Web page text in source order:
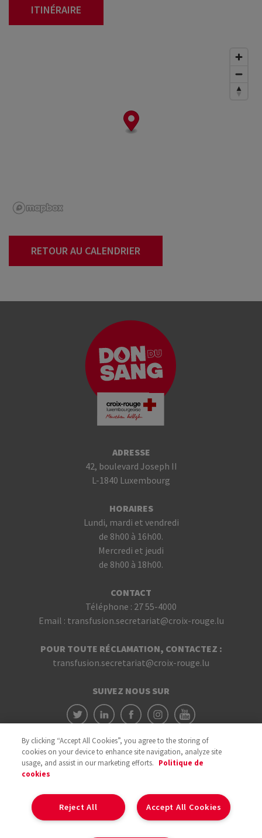
ITINÉRAIRE
RETOUR AU CALENDRIER
ADRESSE
42, boulevard Joseph II
L-1840 Luxembourg
HORAIRES
Lundi, mardi et vendredi
de 8h00 à 16h00.
Mercredi et jeudi
de 8h00 à 18h00.
CONTACT
Téléphone : 27 55-4000
Email : transfusion.secretariat@croix-rouge.lu
POUR TOUTE RÉCLAMATION, CONTACTEZ :
transfusion.secretariat@croix-rouge.lu
SUIVEZ NOUS SUR
By clicking “Accept All Cookies”, you agree to the storing of
cookies on your device to enhance site navigation, analyze site
usage, and assist in our marketing efforts. Politique de
cookies
Accept All Cookies
Reject All